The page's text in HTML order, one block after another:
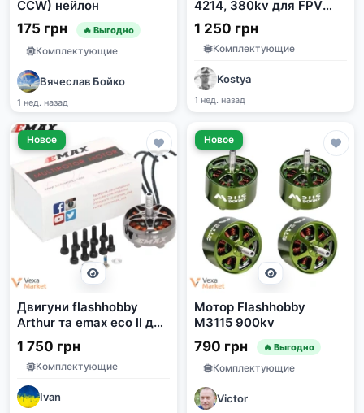
CCW) нейлон
175 грн 🔥 Выгодно
Комплектующие
Вячеслав Бойко
1 нед. назад
4214, 380kv для FPV
дронів 13 дюймів
1 250 грн
Комплектующие
Kostya
1 нед. назад
Новое
Двигуни flashhobby
Arthur та emax eco ll для
FPV дронів
1 750 грн
Комплектующие
Ivan
Новое
Мотор Flashhobby
M3115 900kv
790 грн 🔥 Выгодно
Комплектующие
Victor